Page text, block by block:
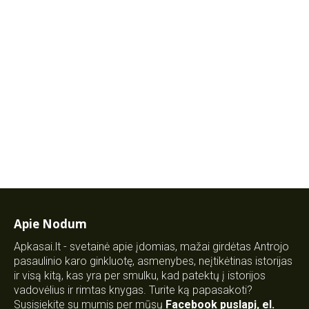
Apie Nodum
Apkasai.lt - svetainė apie įdomias, mažai girdėtas Antrojo
pasaulinio karo ginkluotę, asmenybes, neįtikėtinas istorijas
ir visą kitą, kas yra per smulku, kad patektų į istorijos
vadovėlius ir rimtas knygas. Turite ką papasakoti?
Susisiekite su mumis per mūsų Facebook puslapį, el.